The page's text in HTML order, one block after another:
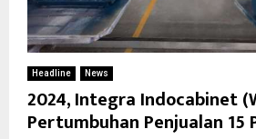
Headline News
2024, Integra Indocabinet
Pertumbuhan Penjualan 15